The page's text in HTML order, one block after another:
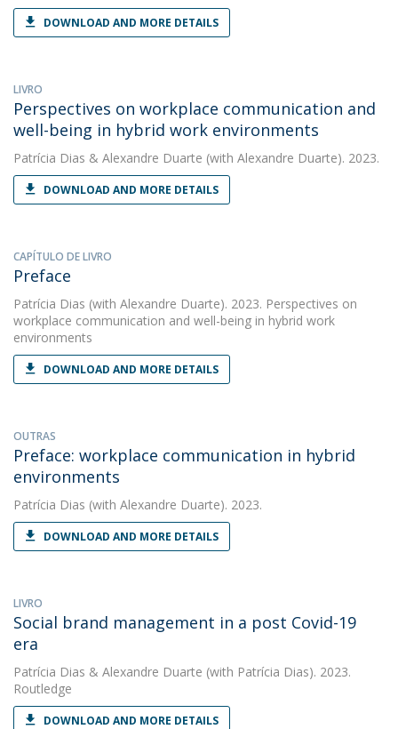
DOWNLOAD AND MORE DETAILS
LIVRO
Perspectives on workplace communication and
well-being in hybrid work environments
Patrícia Dias & Alexandre Duarte (with Alexandre Duarte). 2023.
DOWNLOAD AND MORE DETAILS
CAPÍTULO DE LIVRO
Preface
Patrícia Dias (with Alexandre Duarte). 2023. Perspectives on
workplace communication and well-being in hybrid work
environments
DOWNLOAD AND MORE DETAILS
OUTRAS
Preface: workplace communication in hybrid
environments
Patrícia Dias (with Alexandre Duarte). 2023.
DOWNLOAD AND MORE DETAILS
LIVRO
Social brand management in a post Covid-19
era
Patrícia Dias & Alexandre Duarte (with Patrícia Dias). 2023.
Routledge
DOWNLOAD AND MORE DETAILS